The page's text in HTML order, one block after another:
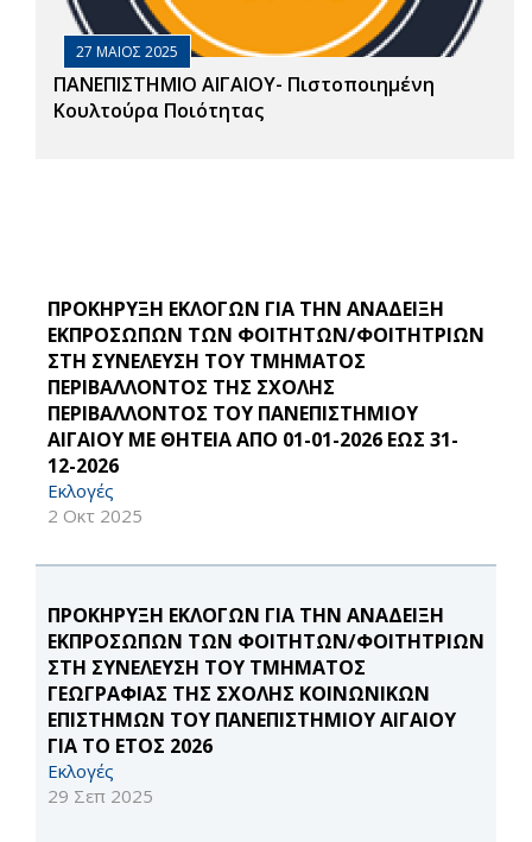
27 ΜΑΙΟΣ 2025
ΠΑΝΕΠΙΣΤΗΜΙΟ ΑΙΓΑΙΟΥ- Πιστοποιημένη
Κουλτούρα Ποιότητας
ΠΡΟΚΗΡΥΞΗ ΕΚΛΟΓΩΝ ΓΙΑ ΤΗΝ ΑΝΑΔΕΙΞΗ
ΕΚΠΡΟΣΩΠΩΝ ΤΩΝ ΦΟΙΤΗΤΩΝ/ΦΟΙΤΗΤΡΙΩΝ
ΣΤΗ ΣΥΝΕΛΕΥΣΗ ΤΟΥ ΤΜΗΜΑΤΟΣ
ΠΕΡΙΒΑΛΛΟΝΤΟΣ ΤΗΣ ΣΧΟΛΗΣ
ΠΕΡΙΒΑΛΛΟΝΤΟΣ ΤΟΥ ΠΑΝΕΠΙΣΤΗΜΙΟΥ
ΑΙΓΑΙΟΥ ΜΕ ΘΗΤΕΙΑ ΑΠΟ 01-01-2026 ΕΩΣ 31-
12-2026
Εκλογές
2 Οκτ 2025
ΠΡΟΚΗΡΥΞΗ ΕΚΛΟΓΩΝ ΓΙΑ ΤΗΝ ΑΝΑΔΕΙΞΗ
ΕΚΠΡΟΣΩΠΩΝ ΤΩΝ ΦΟΙΤΗΤΩΝ/ΦΟΙΤΗΤΡΙΩΝ
ΣΤΗ ΣΥΝΕΛΕΥΣΗ ΤΟΥ ΤΜΗΜΑΤΟΣ
ΓΕΩΓΡΑΦΙΑΣ ΤΗΣ ΣΧΟΛΗΣ ΚΟΙΝΩΝΙΚΩΝ
ΕΠΙΣΤΗΜΩΝ ΤΟΥ ΠΑΝΕΠΙΣΤΗΜΙΟΥ ΑΙΓΑΙΟΥ
ΓΙΑ ΤΟ ΕΤΟΣ 2026
Εκλογές
29 Σεπ 2025